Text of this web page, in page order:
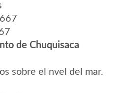
de Chuquisaca
sobre el nvel del mar.